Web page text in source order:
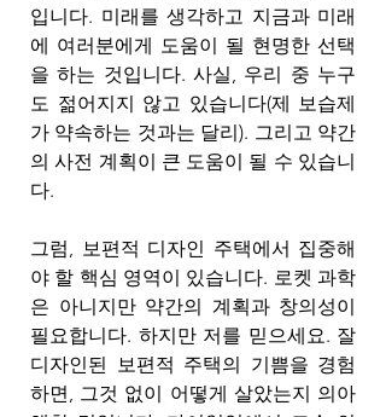
입니다. 미래를 생각하고 지금과 미래
에 여러분에게 도움이 될 현명한 선택
을 하는 것입니다. 사실, 우리 중 누구
도 젊어지지 않고 있습니다(제 보습제
가 약속하는 것과는 달리). 그리고 약간
의 사전 계획이 큰 도움이 될 수 있습니
다.
그럼, 보편적 디자인 주택에서 집중해
야 할 핵심 영역이 있습니다. 로켓 과학
은 아니지만 약간의 계획과 창의성이
필요합니다. 하지만 저를 믿으세요. 잘
디자인된 보편적 주택의 기쁨을 경험
하면, 그것 없이 어떻게 살았는지 의아